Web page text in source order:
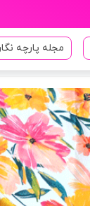
مجله پارچه